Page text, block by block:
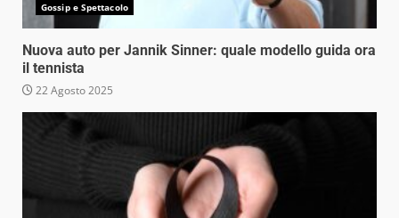
Gossip e Spettacolo
Nuova auto per Jannik Sinner: quale modello guida ora
il tennista
22 Agosto 2025